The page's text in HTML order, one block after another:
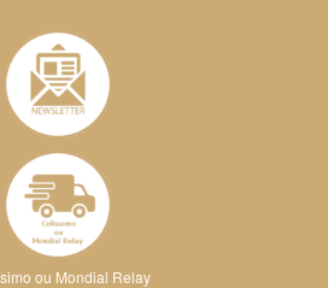
ou Mondial Relay